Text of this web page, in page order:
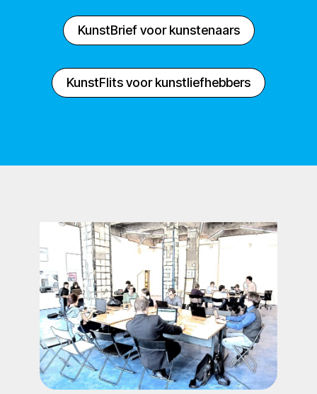
KunstBrief voor kunstenaars
KunstFlits voor kunstliefhebbers